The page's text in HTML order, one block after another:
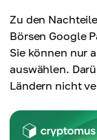
Zu den
Börsen Google
Sie können nur
auswählen.
Ländern nicht